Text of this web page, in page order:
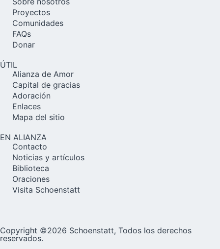
Proyectos
Comunidades
FAQs
Donar
ÚTIL
Alianza de Amor
Capital de gracias
Adoración
Enlaces
Mapa del sitio
EN ALIANZA
Contacto
Noticias y artículos
Biblioteca
Oraciones
Visita Schoenstatt
Copyright ©2026 Schoenstatt, Todos los derechos
reservados.